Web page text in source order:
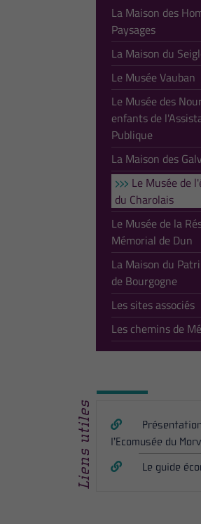
La Maison des
Paysages
La Maison du
Le Musée Vauban
Le Musée des
enfants de
Publique
La Maison des
Le Musée de
du Charolais
Le Musée de la
Mémorial de Dun
La Maison du
de Bourgogne
Les sites associés
Les chemins de
Liens utiles
l’Ecomusée du
Le guide